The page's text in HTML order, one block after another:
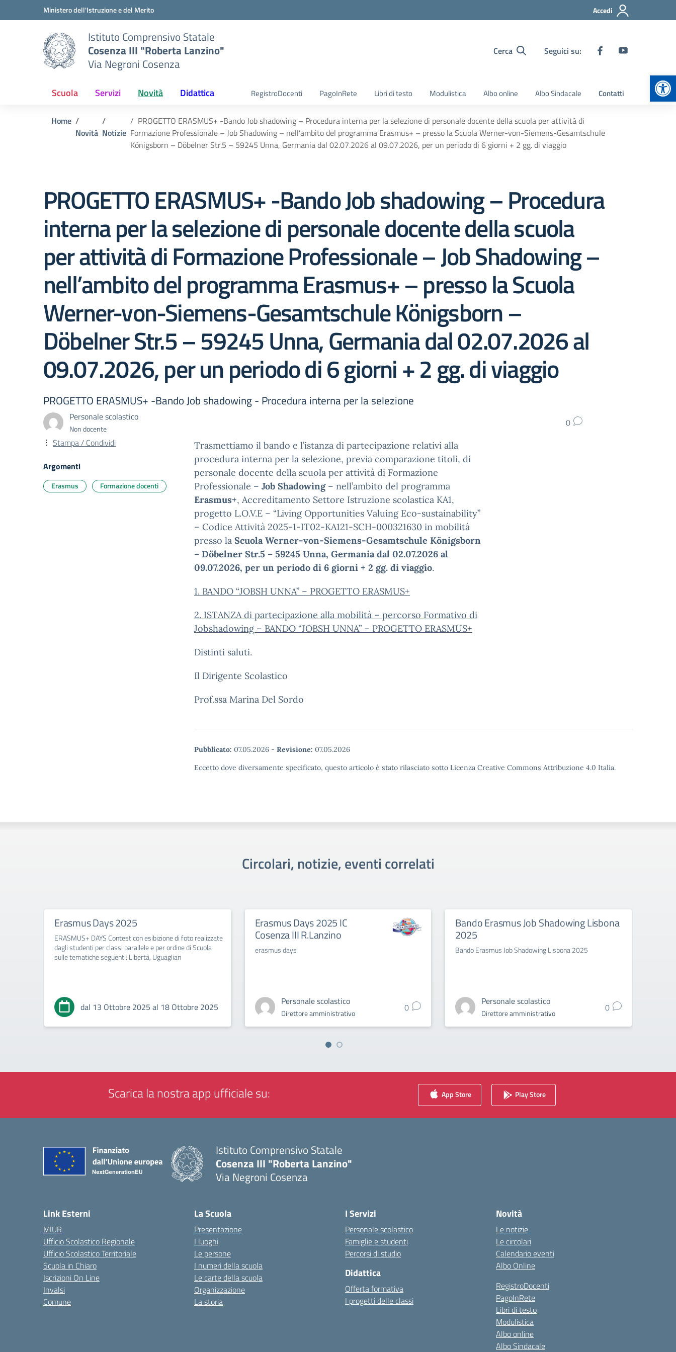
Vai ai contenuti
Vai al menu di navigazioneMinistero dell'Istruzione e del Merito Accedi
Istituto Comprensivo Statale
Cosenza III "Roberta Lanzino"
Via Negroni Cosenza
Cerca Seguici su:
Scuola Servizi Novità Didattica RegistroDocenti PagoInRete Libri di testo Modulistica Albo online Albo Sindacale Contatti
Home
Novità Notizie
PROGETTO ERASMUS+ -Bando Job shadowing – Procedura interna per la selezione di personale docente della scuola per attività di
Formazione Professionale – Job Shadowing – nell’ambito del programma Erasmus+ – presso la Scuola Werner-von-Siemens-Gesamtschule
Königsborn – Döbelner Str.5 – 59245 Unna, Germania dal 02.07.2026 al 09.07.2026, per un periodo di 6 giorni + 2 gg. di viaggio
PROGETTO ERASMUS+ -Bando Job shadowing – Procedura
interna per la selezione di personale docente della scuola
per attività di Formazione Professionale – Job Shadowing –
nell’ambito del programma Erasmus+ – presso la Scuola
Werner-von-Siemens-Gesamtschule Königsborn –
Döbelner Str.5 – 59245 Unna, Germania dal 02.07.2026 al
09.07.2026, per un periodo di 6 giorni + 2 gg. di viaggio
PROGETTO ERASMUS+ -Bando Job shadowing - Procedura interna per la selezione
Personale scolastico
Non docente 0
Trasmettiamo il bando e l’istanza di partecipazione relativi alla
procedura interna per la selezione, previa comparazione titoli, di
personale docente della scuola per attività di Formazione
Professionale – Job Shadowing– nell’ambito del programma
Erasmus+, Accreditamento Settore Istruzione scolastica KA1,
progetto L.O.V.E – “Living Opportunities Valuing Eco-sustainability”
– Codice Attività 2025-1-IT02-KA121-SCH-000321630 in mobilità
presso la Scuola Werner-von-Siemens-Gesamtschule Königsborn
– Döbelner Str.5 – 59245 Unna, Germania dal 02.07.2026 al
09.07.2026, per un periodo di 6 giorni + 2 gg. di viaggio.
1. BANDO “JOBSH UNNA” – PROGETTO ERASMUS+
2. ISTANZA di partecipazione alla mobilità – percorso Formativo di
Jobshadowing – BANDO “JOBSH UNNA” – PROGETTO ERASMUS+
Distinti saluti.
Il Dirigente Scolastico
Prof.ssa Marina Del Sordo
Pubblicato: 07.05.2026 - Revisione: 07.05.2026
Eccetto dove diversamente specificato, questo articolo è stato rilasciato sotto Licenza Creative Commons Attribuzione 4.0 Italia.
Stampa / Condividi
Argomenti
Erasmus Formazione docenti
Circolari, notizie, eventi correlati
Erasmus Days 2025
ERASMUS+ DAYS Contest con esibizione di foto realizzate
dagli studenti per classi parallele e per ordine di Scuola
sulle tematiche seguenti: Libertà, Uguaglian
dal 13 Ottobre 2025 al 18 Ottobre 2025
Erasmus Days 2025 IC
Cosenza III R.Lanzino
erasmus days
Personale scolastico
Direttore amministrativo 0
Bando Erasmus Job Shadowing Lisbona
2025
Bando Erasmus Job Shadowing Lisbona 2025
Personale scolastico
Direttore amministrativo 0
Scarica la nostra app ufficiale su: App Store Play Store
Istituto Comprensivo Statale
Cosenza III "Roberta Lanzino"
Via Negroni Cosenza
Link Esterni
MIUR
Ufficio Scolastico Regionale
Ufficio Scolastico Territoriale
Scuola in Chiaro
Iscrizioni On Line
Invalsi
Comune
La Scuola
Presentazione
I luoghi
Le persone
I numeri della scuola
Le carte della scuola
Organizzazione
La storia
I Servizi
Personale scolastico
Famiglie e studenti
Percorsi di studio
Didattica
Offerta formativa
I progetti delle classi
Novità
Le notizie
Le circolari
Calendario eventi
Albo Online
RegistroDocenti
PagoInRete
Libri di testo
Modulistica
Albo online
Albo Sindacale